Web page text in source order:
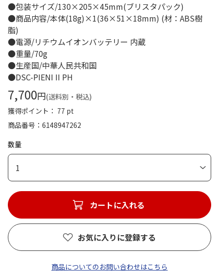
●包装サイズ/130×205×45mm(ブリスタパック)
●商品内容/本体(18g)×1(36×51×18mm) (材：ABS樹
脂)
●電源/リチウムイオンバッテリー 内蔵
●重量/70g
●生産国/中華人民共和国
●DSC-PIENI II PH
7,700円(送料別・税込)
獲得ポイント： 77 pt
商品番号
6148947262
数量
1
カートに入れる
お気に入りに登録する
商品についてのお問い合わせはこちら